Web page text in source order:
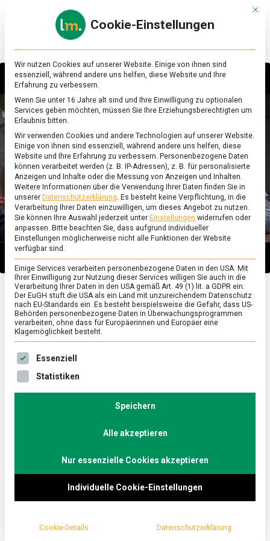
Online-
Magazin
zu
&
Ernährung
Sie sehen gerade einen Platzhalterinhalt von
. Um auf den eigentlichen Inhalt
unten. Bitte beachten Sie, dass dabei Daten an
Drittanbieter weitergegeben werden.
Mehr Informationen
Inhalt entsperren
Erforderlichen Service akzeptieren und
Inhalte entsperren
POLITIK/ TV
Was bewegt die
Generation Y? – Politik-
Nachwuchs Ricarda
Lang und Konstantin
Kuhle diskutieren im
„Küchenkabinett“
die
Fridays for Future, Rezo, die Grünen im Umfrage-
Mit
Cookie-Einstellungen
Wir nutzen Cookies auf unserer Website. Einige von ihnen sind
essenziell, während andere uns helfen, diese Website und Ihre
Erfahrung zu verbessern.
Wenn Sie unter 16 Jahre alt sind und Ihre Einwilligung zu optionalen
Services geben möchten, müssen Sie Ihre Erziehungsberechtigten um
Erlaubnis bitten.
Wir verwenden Cookies und andere Technologien auf unserer Website.
Einige von ihnen sind essenziell, während andere uns helfen, diese
Website und Ihre Erfahrung zu verbessern. Personenbezogene Daten
können verarbeitet werden (z. B. IP-Adressen), z. B. für personalisierte
Anzeigen und Inhalte oder die Messung von Anzeigen und Inhalten.
Weitere Informationen über die Verwendung Ihrer Daten finden Sie in
unserer Datenschutzerklärung. Es besteht keine Verpflichtung, in die
Verarbeitung Ihrer Daten einzuwilligen, um dieses Angebot zu nutzen.
Sie können Ihre Auswahl jederzeit unter Einstellungen widerrufen oder
anpassen. Bitte beachten Sie, dass aufgrund individueller
Einstellungen möglicherweise nicht alle Funktionen der Website
verfügbar sind.
Einige Services verarbeiten personenbezogene Daten in den USA. Mit
Ihrer Einwilligung zur Nutzung dieser Services willigen Sie auch in die
Verarbeitung Ihrer Daten in den USA gemäß Art. 49 (1) lit. a GDPR ein.
Der EuGH stuft die USA als ein Land mit unzureichendem Datenschutz
nach EU-Standards ein. Es besteht beispielsweise die Gefahr, dass US-
Behörden personenbezogene Daten in Überwachungsprogrammen
verarbeiten, ohne dass für Europäerinnen und Europäer eine
Klagemöglichkeit besteht.
Es folgt eine Liste der Service-Gruppen, für die eine
Essenziell
Statistiken
Speichern
Alle akzeptieren
Nur essenzielle Cookies akzeptieren
Individuelle Cookie-Einstellungen
Cookie-Details Datenschutzerklärung